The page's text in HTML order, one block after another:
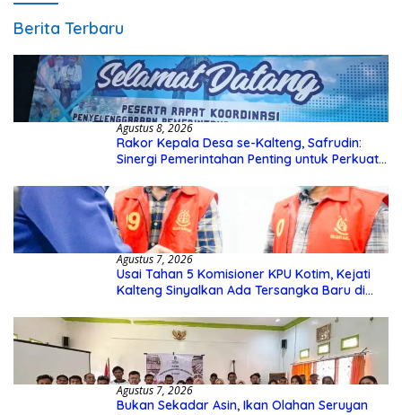
Berita Terbaru
Agustus 8, 2026
Rakor Kepala Desa se-Kalteng, Safrudin:
Sinergi Pemerintahan Penting untuk Perkuat
Agustus 7, 2026
Usai Tahan 5 Komisioner KPU Kotim, Kejati
Kalteng Sinyalkan Ada Tersangka Baru di
Agustus 7, 2026
Bukan Sekadar Asin, Ikan Olahan Seruyan